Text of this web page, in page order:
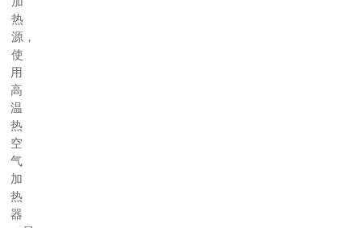
热
源，
使
用
高
温
热
空
气
加
热
器